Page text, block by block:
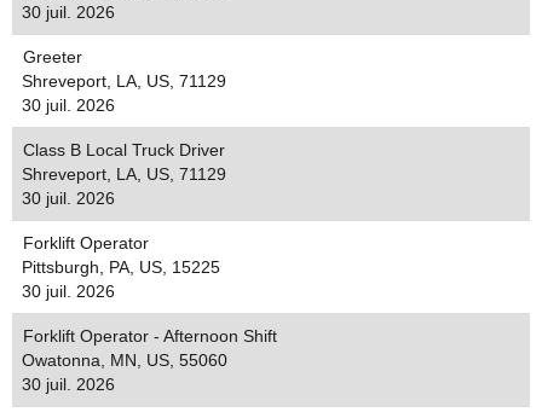
30 juil. 2026
Greeter
Shreveport, LA, US, 71129
30 juil. 2026
Class B Local Truck Driver
Shreveport, LA, US, 71129
30 juil. 2026
Forklift Operator
Pittsburgh, PA, US, 15225
30 juil. 2026
Forklift Operator - Afternoon Shift
Owatonna, MN, US, 55060
30 juil. 2026